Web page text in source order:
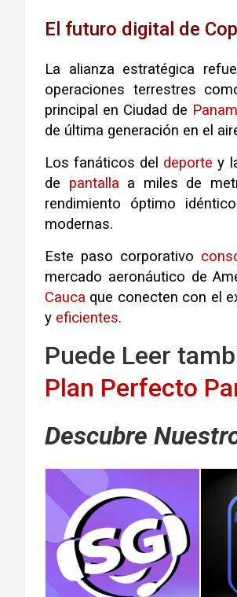
El futuro digital de
La alianza estratégica
operaciones terrestres
principal en Ciudad de
de última generación en el
Los fanáticos del deporte y
de pantalla a miles de
rendimiento óptimo
modernas.
Este paso corporativo
mercado aeronáutico de
Cauca que conecten con el
y eficientes.
Puede Leer
Plan Perfecto
Descubre